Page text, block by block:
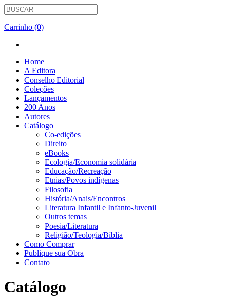
Carrinho (0)
Home
A Editora
Conselho Editorial
Coleções
Lançamentos
200 Anos
Autores
Catálogo
Co-edições
Direito
eBooks
Ecologia/Economia solidária
Educação/Recreação
Etnias/Povos indígenas
Filosofia
História/Anais/Encontros
Literatura Infantil e Infanto-Juvenil
Outros temas
Poesia/Literatura
Religião/Teologia/Bíblia
Como Comprar
Publique sua Obra
Contato
Catálogo